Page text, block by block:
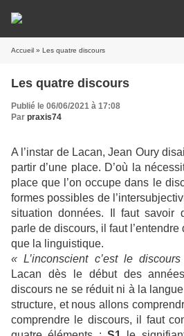
Accueil » Les quatre discours
Les quatre discours
Publié le 06/06/2021 à 17:08
Par praxis74
A l’instar de Lacan, Jean Oury
partir d’une place. D’où la
place que l’on occupe dans le
formes possibles de
situation données. Il faut savoir
parle de discours, il faut
que la linguistique.
« L’inconscient c’est le
Lacan dès le début des
discours ne se réduit ni à la
structure, et nous allons
comprendre le discours, il faut